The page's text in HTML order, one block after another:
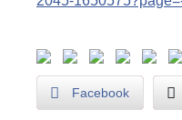
Facebook